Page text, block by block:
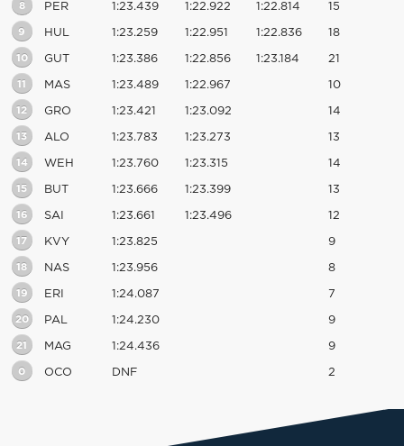
8 PER 1:23.439 1:22.922 1:22.814 15
9 HUL 1:23.259 1:22.951 1:22.836 18
10 GUT 1:23.386 1:22.856 1:23.184 21
11 MAS 1:23.489 1:22.967 10
12 GRO 1:23.421 1:23.092 14
13 ALO 1:23.783 1:23.273 13
14 WEH 1:23.760 1:23.315 14
15 BUT 1:23.666 1:23.399 13
16 SAI 1:23.661 1:23.496 12
17 KVY 1:23.825 9
18 NAS 1:23.956 8
19 ERI 1:24.087 7
20 PAL 1:24.230 9
21 MAG 1:24.436 9
0 OCO DNF 2